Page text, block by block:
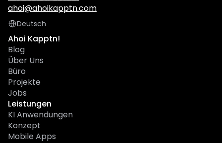
ahoi@ahoikapptn.com
Deutsch
Ahoi Kapptn!
Blog
Über Uns
Büro
Projekte
Jobs
Leistungen
KI Anwendungen
Konzept
Mobile Apps